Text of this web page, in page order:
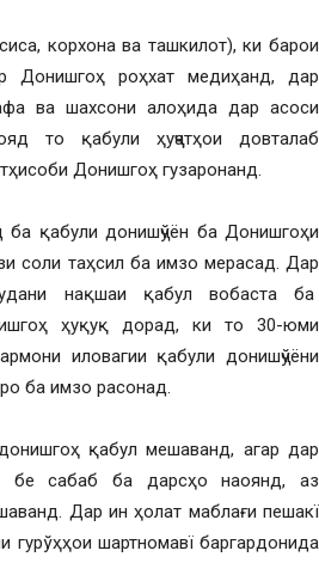
корхона ва ташкилот), ки барои
Донишгоҳ роҳхат медиҳанд, дар
ва шахсони алоҳида дар асоси
то қабули ҳуҷҷатҳои довталаб
Донишгоҳ гузаронанд.
қабули донишҷўён ба Донишгоҳи
соли таҳсил ба имзо мерасад. Дар
нақшаи қабул вобаста ба
ҳуқуқ дорад, ки то 30-юми
иловагии қабули донишҷўёни
ба имзо расонад.
қабул мешаванд, агар дар
бе сабаб ба дарсҳо наоянд, аз
Дар ин ҳолат маблағи пешакї
гурўҳҳои шартномавї баргардонида